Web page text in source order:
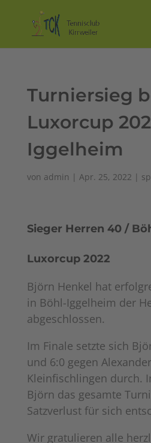
Turniersieg
Luxorcup
Iggelheim
von admin | Apr. 25, 2022 |
Sieger Herren 40 /
Luxorcup 2022
Björn Henkel hat
in Böhl-Iggelheim der
abgeschlossen.
Im Finale setzte sich
und 6:0 gegen
Kleinfischlingen durch.
Björn das gesamte
Satzverlust für sich
Wir gratulieren alle